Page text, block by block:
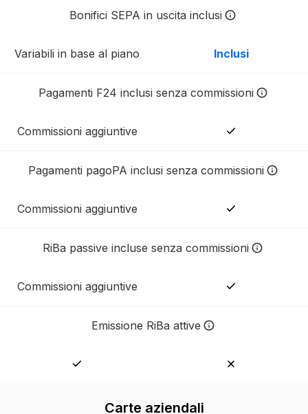
Bonifici SEPA in uscita inclusi
Bonifici SEPA inclusi e
Variabili in base al piano Inclusi
Pagamenti F24 inclusi senza commissioni
Su Tot, i pagamenti F24
Commissioni aggiuntive
Pagamenti pagoPA inclusi senza commissioni
Nessuna commissione
Commissioni aggiuntive
RiBa passive incluse senza commissioni
Nessuna commissione
Commissioni aggiuntive
Emissione RiBa attive
L'emissione di RiBa attive
Carte aziendali